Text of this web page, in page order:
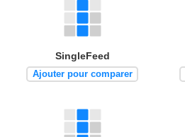
SingleFeed
Ajouter pour comparer